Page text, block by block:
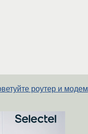
роутер и модем